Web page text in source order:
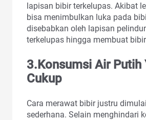
lapisan bibir terkelupas. Akibat
bisa menimbulkan luka pada
disebabkan oleh lapisan
terkelupas hingga membuat
3.Konsumsi Air Putih
Cukup
Cara merawat bibir justru
sederhana. Selain menghindari